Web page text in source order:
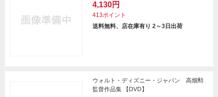
4,130円
413ポイント
送料無料、店在庫有り 2～3日出荷
ウォルト・ディズニー・ジャパン 高畑勲
監督作品集 【DVD】